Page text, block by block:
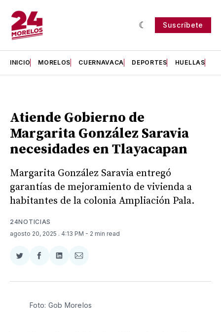
Suscríbete
INICIO MORELOS CUERNAVACA DEPORTES HUELLAS
Atiende Gobierno de
Margarita González Saravia
necesidades en Tlayacapan
Margarita González Saravia entregó
garantías de mejoramiento de vivienda a
habitantes de la colonia Ampliación Pala.
24NOTICIAS
agosto 20, 2025 . 4:13 PM - 2 min read
Compartir
Twitter
Compartir
Facebook
Compartir
LinkedIn
Compartir
Email
Foto: Gob Morelos